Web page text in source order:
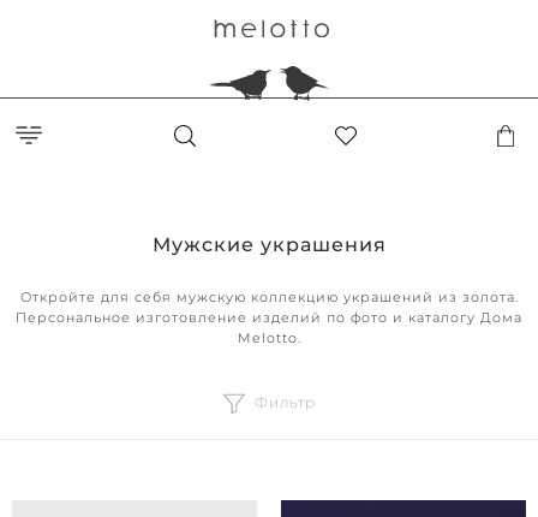
Мужские украшения
Откройте для себя мужскую коллекцию украшений из золота.
Персональное изготовление изделий по фото и каталогу Дома
Melotto.
Фильтр